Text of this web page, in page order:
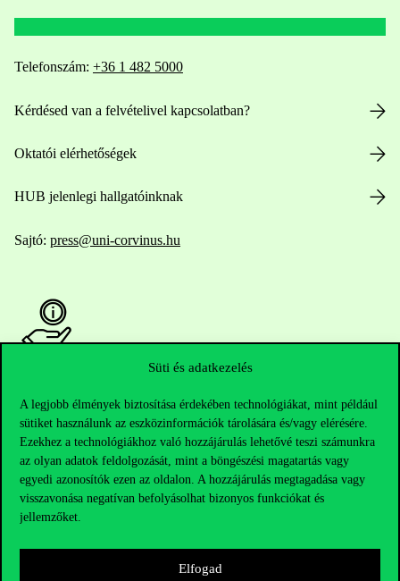
Süti és adatkezelés
A legjobb élmények biztosítása érdekében technológiákat, mint például
sütiket használunk az eszközinformációk tárolására és/vagy elérésére.
Ezekhez a technológiákhoz való hozzájárulás lehetővé teszi számunkra
az olyan adatok feldolgozását, mint a böngészési magatartás vagy
egyedi azonosítók ezen az oldalon. A hozzájárulás megtagadása vagy
visszavonása negatívan befolyásolhat bizonyos funkciókat és
jellemzőket.
Elfogad
Telefonszám: +36 1 482 5000
Kérdésed van a felvételivel kapcsolatban?
Oktatói elérhetőségek
HUB jelenlegi hallgatóinknak
Sajtó: press@uni-corvinus.hu
Nyitvatartás
Házirend
Közérdekű adatok